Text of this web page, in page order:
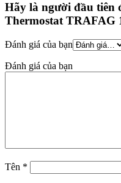
Hãy là người đầu tiên
Thermostat TRAFAG
Đánh giá của bạn
Đánh giá của bạn
Tên *